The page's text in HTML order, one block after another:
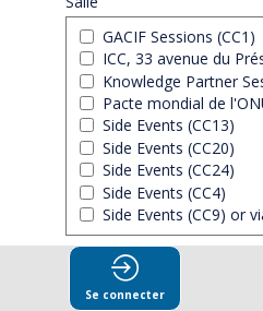
GACIF Sessions (CC1)
ICC, 33 avenue du
Knowledge Partner
Pacte mondial de
Side Events (CC13)
Side Events (CC20)
Side Events (CC24)
Side Events (CC4)
Side Events (CC9) or
Effacer tous les filtres
Se connecter